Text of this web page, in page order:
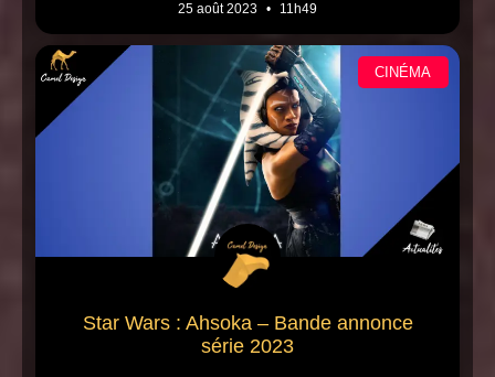
25 août 2023 11h49
CINÉMA
Star Wars : Ahsoka – Bande annonce
série 2023